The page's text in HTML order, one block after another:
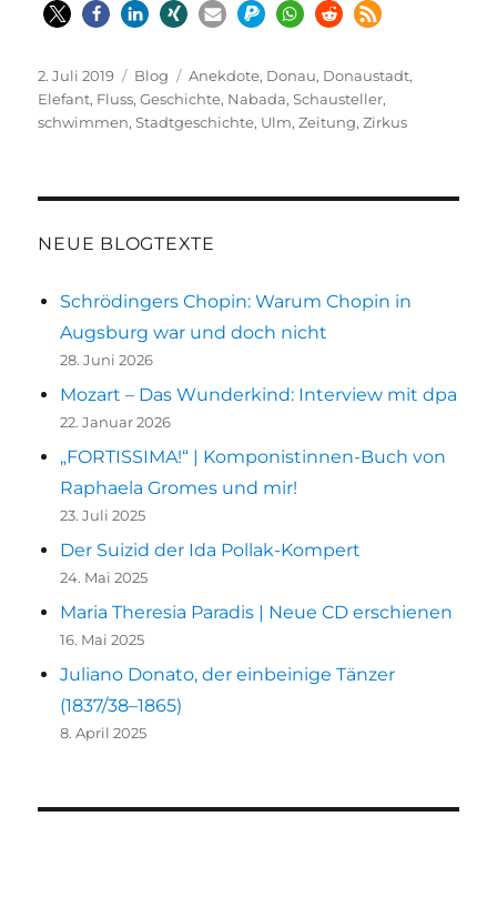
Veröffentlicht
am
2. Juli 2019 Kategorien
Blog Schlagwörter
Anekdote, Donau, Donaustadt,
Elefant, Fluss,Geschichte, Nabada,Schausteller,
schwimmen,Stadtgeschichte, Ulm,Zeitung,Zirkus
NEUE BLOGTEXTE
Schrödingers Chopin: Warum Chopin in
Augsburg war und doch nicht
28. Juni 2026
Mozart – Das Wunderkind: Interview mit dpa
22. Januar 2026
„FORTISSIMA!“ | Komponistinnen-Buch von
Raphaela Gromes und mir!
23. Juli 2025
Der Suizid der Ida Pollak-Kompert
24. Mai 2025
Maria Theresia Paradis | Neue CD erschienen
16. Mai 2025
Juliano Donato, der einbeinige Tänzer
(1837/38–1865)
8. April 2025